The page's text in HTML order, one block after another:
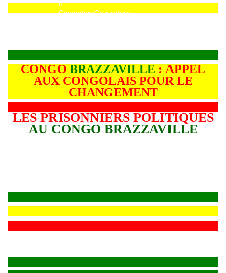
CouvertureCouverture
CONGO BRAZZAVILLE : APPEL
AUX CONGOLAIS POUR LE
CHANGEMENT
LES PRISONNIERS POLITIQUES
AU CONGO BRAZZAVILLE